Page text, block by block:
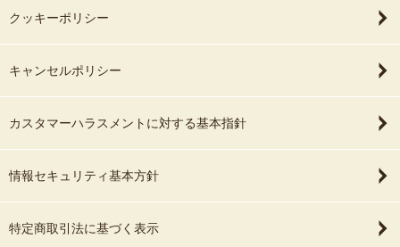
クッキーポリシー
キャンセルポリシー
カスタマーハラスメントに対する基本指針
情報セキュリティ基本方針
特定商取引法に基づく表示